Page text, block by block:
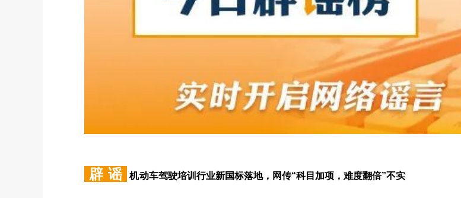
辟 谣 机动车驾驶培训行业新国标落地，网传“科目加项，难度翻倍”不实